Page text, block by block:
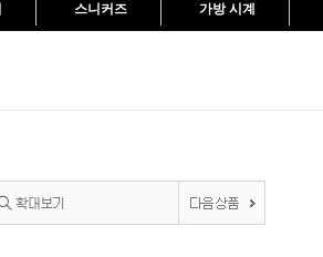
스니커즈 가방 시계